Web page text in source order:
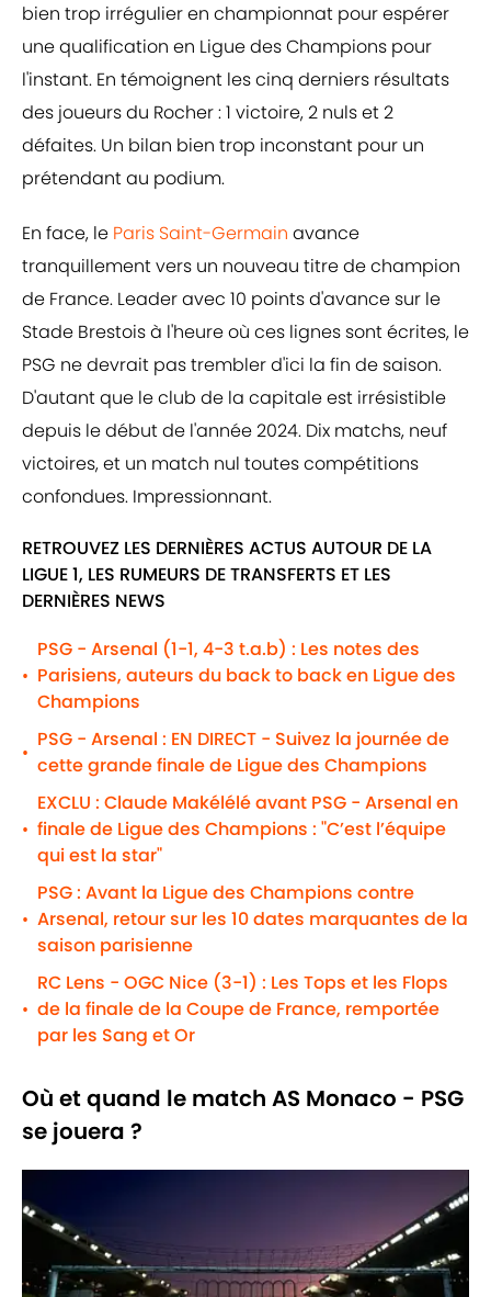
bien trop irrégulier en championnat pour espérer
une qualification en Ligue des Champions pour
l'instant. En témoignent les cinq derniers résultats
des joueurs du Rocher : 1 victoire, 2 nuls et 2
défaites. Un bilan bien trop inconstant pour un
prétendant au podium.
En face, le Paris Saint-Germain avance
tranquillement vers un nouveau titre de champion
de France. Leader avec 10 points d'avance sur le
Stade Brestois à l'heure où ces lignes sont écrites, le
PSG ne devrait pas trembler d'ici la fin de saison.
D'autant que le club de la capitale est irrésistible
depuis le début de l'année 2024. Dix matchs, neuf
victoires, et un match nul toutes compétitions
confondues. Impressionnant.
RETROUVEZ LES DERNIÈRES ACTUS AUTOUR DE LA
LIGUE 1, LES RUMEURS DE TRANSFERTS ET LES
DERNIÈRES NEWS
•
PSG - Arsenal (1-1, 4-3 t.a.b) : Les notes des
Parisiens, auteurs du back to back en Ligue des
Champions
•
PSG - Arsenal : EN DIRECT - Suivez la journée de
cette grande finale de Ligue des Champions
•
EXCLU : Claude Makélélé avant PSG - Arsenal en
finale de Ligue des Champions : "C’est l’équipe
qui est la star"
•
PSG : Avant la Ligue des Champions contre
Arsenal, retour sur les 10 dates marquantes de la
saison parisienne
•
RC Lens - OGC Nice (3-1) : Les Tops et les Flops
de la finale de la Coupe de France, remportée
par les Sang et Or
Où et quand le match AS Monaco - PSG
se jouera ?